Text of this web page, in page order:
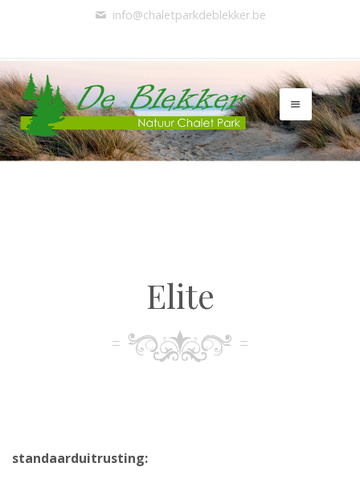
info@chaletparkdeblekker.be
Elite
standaarduitrusting: